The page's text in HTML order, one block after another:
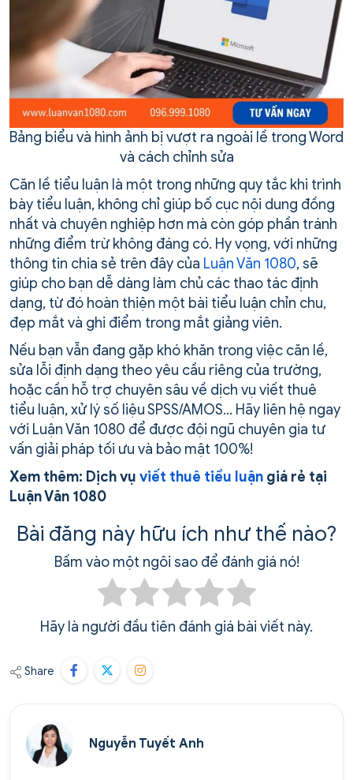
Bảng biểu và hình ảnh bị vượt ra ngoài lề trong Word
và cách chỉnh sửa
Căn lề tiểu luận là một trong những quy tắc khi trình
bày tiểu luận, không chỉ giúp bố cục nội dung đồng
nhất và chuyên nghiệp hơn mà còn góp phần tránh
những điểm trừ không đáng có. Hy vọng, với những
thông tin chia sẻ trên đây của Luận Văn 1080, sẽ
giúp cho bạn dễ dàng làm chủ các thao tác định
dạng, từ đó hoàn thiện một bài tiểu luận chỉn chu,
đẹp mắt và ghi điểm trong mắt giảng viên.
Nếu bạn vẫn đang gặp khó khăn trong việc căn lề,
sửa lỗi định dạng theo yêu cầu riêng của trường,
hoặc cần hỗ trợ chuyên sâu về dịch vụ viết thuê
tiểu luận, xử lý số liệu SPSS/AMOS… Hãy liên hệ ngay
với Luận Văn 1080 để được đội ngũ chuyên gia tư
vấn giải pháp tối ưu và bảo mật 100%!
Xem thêm: Dịch vụ viết thuê tiểu luận giá rẻ tại
Luận Văn 1080
Bài đăng này hữu ích như thế nào?
Bấm vào một ngôi sao để đánh giá nó!
Hãy là người đầu tiên đánh giá bài viết này.
Share
Nguyễn Tuyết Anh